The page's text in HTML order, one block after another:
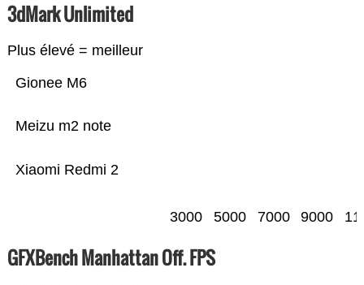
3dMark Unlimited
Plus élevé = meilleur
Xiaomi Redmi 2
Meizu m2 note
Gionee M6
3000 5000 7000 9000
GFXBench Manhattan Off. FPS